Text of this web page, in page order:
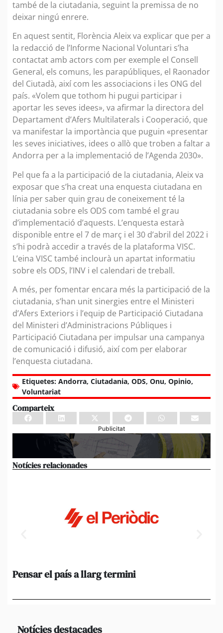
també de la ciutadania, seguint la premissa de no
deixar ningú enrere.
En aquest sentit, Florència Aleix va explicar que per a
la redacció de l’Informe Nacional Voluntari s’ha
contactat amb actors com per exemple el Consell
General, els comuns, les parapúbliques, el Raonador
del Ciutadà, així com les associacions i les ONG del
país. «Volem que tothom hi pugui participar i
aportar les seves idees», va afirmar la directora del
Departament d’Afers Multilaterals i Cooperació, que
va manifestar la importància que puguin «presentar
les seves iniciatives, idees o allò que troben a faltar a
Andorra per a la implementació de l’Agenda 2030».
Pel que fa a la participació de la ciutadania, Aleix va
exposar que s’ha creat una enquesta ciutadana en
línia per saber quin grau de coneixement té la
ciutadania sobre els ODS com també el grau
d’implementació d’aquests. L’enquesta estarà
disponible entre el 7 de març i el 30 d’abril del 2022 i
s’hi podrà accedir a través de la plataforma VISC.
L’eina VISC també inclourà un apartat informatiu
sobre els ODS, l’INV i el calendari de treball.
A més, per fomentar encara més la participació de la
ciutadania, s’han unit sinergies entre el Ministeri
d’Afers Exteriors i l’equip de Participació Ciutadana
del Ministeri d’Administracions Públiques i
Participació Ciutadana per impulsar una campanya
de comunicació i difusió, així com per elaborar
l’enquesta ciutadana.
Etiquetes: Andorra, Ciutadania, ODS, Onu, Opinio,
Voluntariat
Comparteix
Publicitat
Notícies relacionades
Pensar el país a llarg termini
Notícies destacades